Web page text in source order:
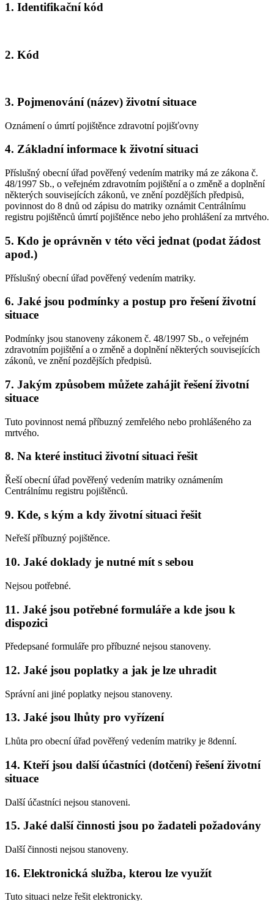
1. Identifikační kód
2. Kód
3. Pojmenování (název) životní situace
Oznámení o úmrtí pojištěnce zdravotní pojišťovny
4. Základní informace k životní situaci
Příslušný obecní úřad pověřený vedením matriky má ze zákona č.
48/1997 Sb., o veřejném zdravotním pojištění a o změně a doplnění
některých souvisejících zákonů, ve znění pozdějších předpisů,
povinnost do 8 dnů od zápisu do matriky oznámit Centrálnímu
registru pojištěnců úmrtí pojištěnce nebo jeho prohlášení za mrtvého.
5. Kdo je oprávněn v této věci jednat (podat žádost
apod.)
Příslušný obecní úřad pověřený vedením matriky.
6. Jaké jsou podmínky a postup pro řešení životní
situace
Podmínky jsou stanoveny zákonem č. 48/1997 Sb., o veřejném
zdravotním pojištění a o změně a doplnění některých souvisejících
zákonů, ve znění pozdějších předpisů.
7. Jakým způsobem můžete zahájit řešení životní
situace
Tuto povinnost nemá příbuzný zemřelého nebo prohlášeného za
mrtvého.
8. Na které instituci životní situaci řešit
Řeší obecní úřad pověřený vedením matriky oznámením
Centrálnímu registru pojištěnců.
9. Kde, s kým a kdy životní situaci řešit
Neřeší příbuzný pojištěnce.
10. Jaké doklady je nutné mít s sebou
Nejsou potřebné.
11. Jaké jsou potřebné formuláře a kde jsou k
dispozici
Předepsané formuláře pro příbuzné nejsou stanoveny.
12. Jaké jsou poplatky a jak je lze uhradit
Správní ani jiné poplatky nejsou stanoveny.
13. Jaké jsou lhůty pro vyřízení
Lhůta pro obecní úřad pověřený vedením matriky je 8denní.
14. Kteří jsou další účastníci (dotčení) řešení životní
situace
Další účastníci nejsou stanoveni.
15. Jaké další činnosti jsou po žadateli požadovány
Další činnosti nejsou stanoveny.
16. Elektronická služba, kterou lze využít
Tuto situaci nelze řešit elektronicky.